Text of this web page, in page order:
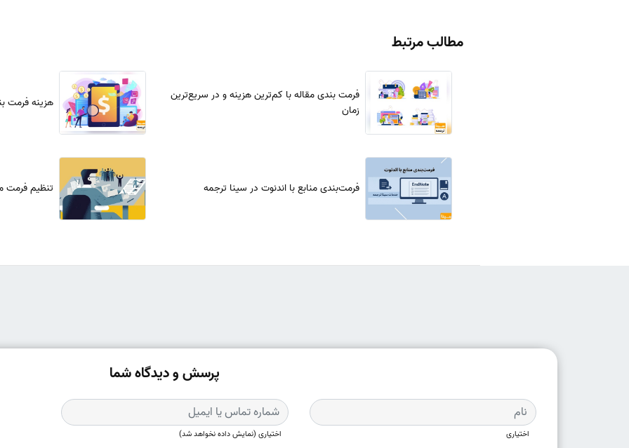
مطالب مرتبط
فرمت بندی مقاله با کم‌ترین هزینه و در سریع‌ترین
زمان
هزینه فرمت
فرمت‌بندی منابع با اندنوت در سینا ترجمه تنظیم فرمت
پرسش و دیدگاه شما
اختیاری اختیاری (نمایش داده نخواهد شد)